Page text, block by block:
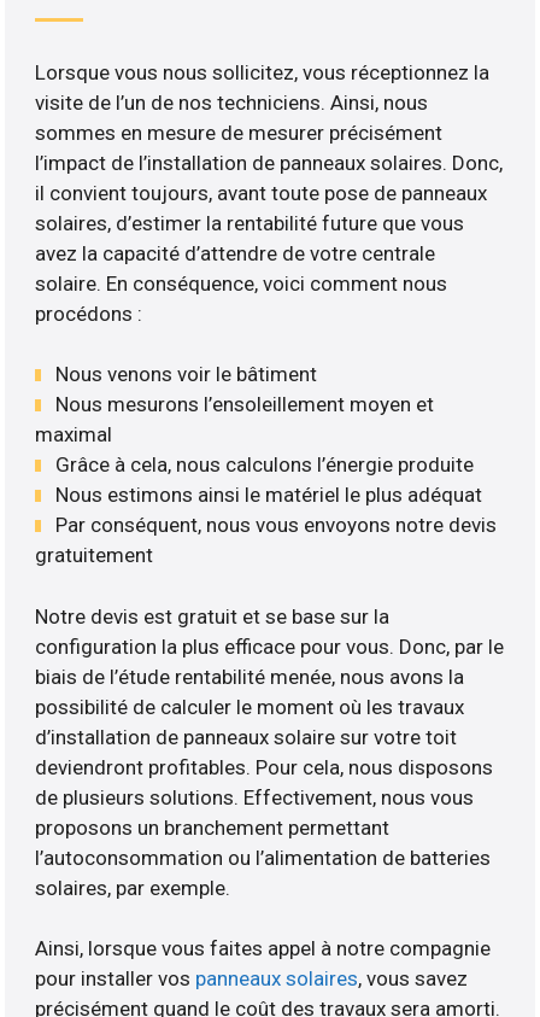
Lorsque vous nous sollicitez, vous réceptionnez la
visite de l’un de nos techniciens. Ainsi, nous
sommes en mesure de mesurer précisément
l’impact de l’installation de panneaux solaires. Donc,
il convient toujours, avant toute pose de panneaux
solaires, d’estimer la rentabilité future que vous
avez la capacité d’attendre de votre centrale
solaire. En conséquence, voici comment nous
procédons :
Nous venons voir le bâtiment
Nous mesurons l’ensoleillement moyen et
maximal
Grâce à cela, nous calculons l’énergie produite
Nous estimons ainsi le matériel le plus adéquat
Par conséquent, nous vous envoyons notre devis
gratuitement
Notre devis est gratuit et se base sur la
configuration la plus efficace pour vous. Donc, par le
biais de l’étude rentabilité menée, nous avons la
possibilité de calculer le moment où les travaux
d’installation de panneaux solaire sur votre toit
deviendront profitables. Pour cela, nous disposons
de plusieurs solutions. Effectivement, nous vous
proposons un branchement permettant
l’autoconsommation ou l’alimentation de batteries
solaires, par exemple.
Ainsi, lorsque vous faites appel à notre compagnie
pour installer vos panneaux solaires, vous savez
précisément quand le coût des travaux sera amorti.